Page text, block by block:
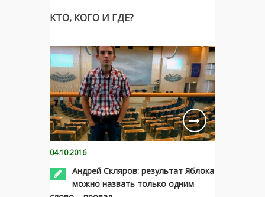
КТО, КОГО И ГДЕ?
04.10.2016
Андрей Скляров: результат Яблока
можно назвать только одним